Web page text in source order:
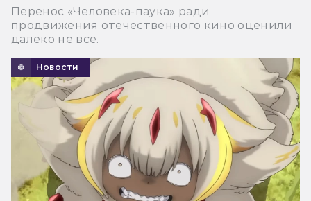
Перенос «Человека-паука» ради
продвижения отечественного кино оценили
далеко не все.
Новости